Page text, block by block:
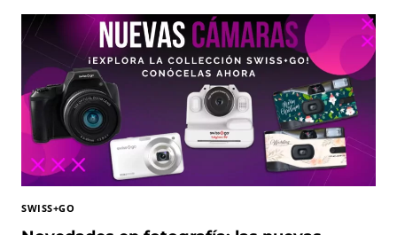
D
M
O
M
E
N
T
O
O
R
U
M
F
E
S
T
E
A
S
M
I
N
I
C
Á
R
SWISS+GO